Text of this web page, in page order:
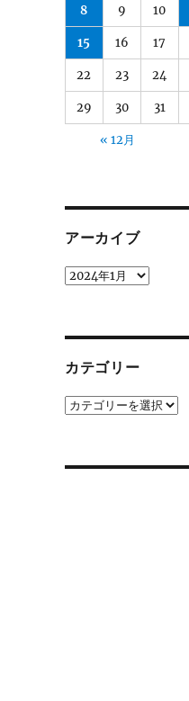
8 9 10
15 16 17
22 23 24
29 30 31
« 12月
アーカイブ
ア
カテゴリー
カ